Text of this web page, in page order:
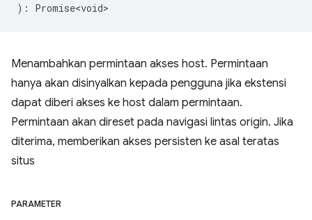
) : Promise<void>
Menambahkan permintaan akses host. Permintaan
hanya akan disinyalkan kepada pengguna jika ekstensi
dapat diberi akses ke host dalam permintaan.
Permintaan akan direset pada navigasi lintas origin. Jika
diterima, memberikan akses persisten ke asal teratas
situs
PARAMETER